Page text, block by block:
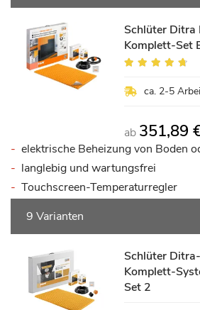
Schlüter Ditra
Komplett-Set
Bewertung:
ca. 2-5
ab 351,89
elektrische Beheizung von Boden
langlebig und wartungsfrei
Touchscreen-Temperaturregler
9 Varianten
Schlüter
Komplett-
Set 2